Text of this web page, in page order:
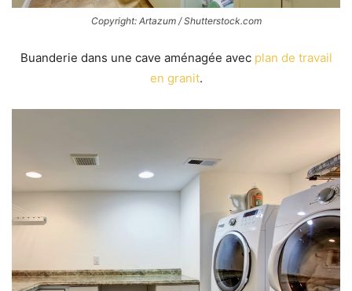
Copyright: Artazum / Shutterstock.com
Buanderie dans une cave aménagée avec plan de travail
en granit.